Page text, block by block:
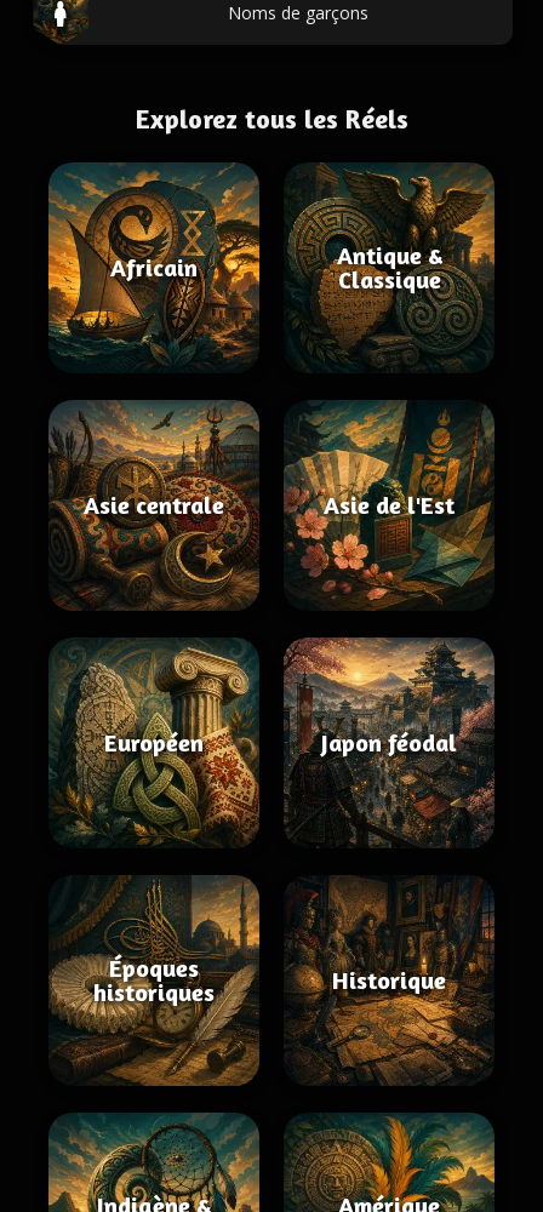
Noms de garçons
Explorez tous les Réels
Africain
Antique &
Classique
Asie centrale Asie de l'Est
Européen Japon féodal
Époques
historiques
Historique
Indigène & Amérique